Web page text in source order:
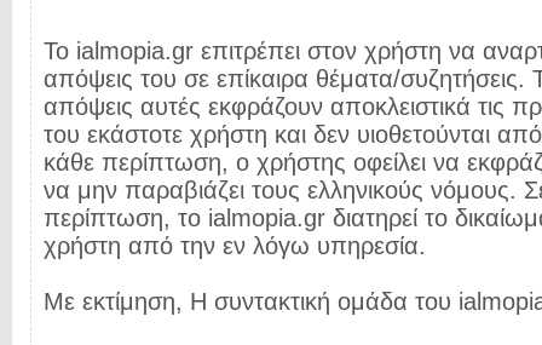
Το ialmopia.gr επιτρέπει στον χρήστη να
απόψεις του σε επίκαιρα θέματα/συζητήσεις.
απόψεις αυτές εκφράζουν αποκλειστικά τις
του εκάστοτε χρήστη και δεν υιοθετούνται
κάθε περίπτωση, ο χρήστης οφείλει να
να μην παραβιάζει τους ελληνικούς νόμους.
περίπτωση, το ialmopia.gr διατηρεί το
χρήστη από την εν λόγω υπηρεσία.
Με εκτίμηση, Η συντακτική ομάδα του